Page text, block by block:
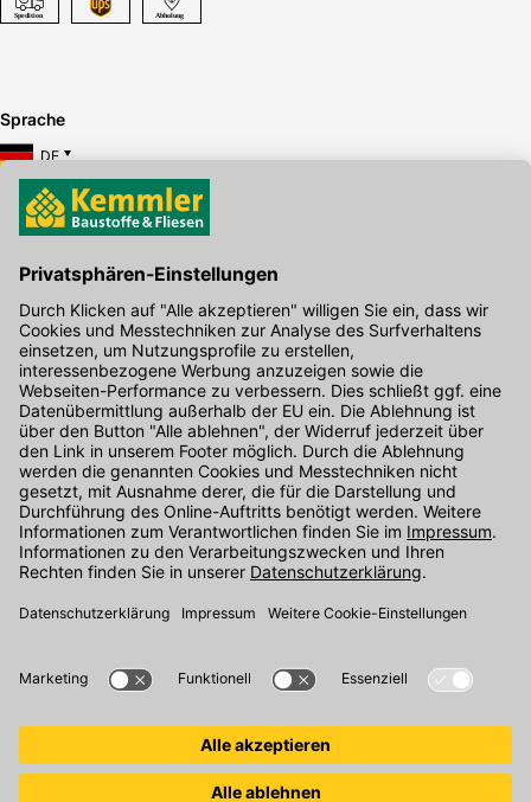
Sprache
DE
Hier gibt's die kostenlose App
Kontakt
Unser Onlineshop Team ist montags bis freitags von 08:00 - 17:00
Uhr unter der Telefonnummer07071 / 151-151für Sie erreichbar.
Alternativ können Sie unser Kontaktformular nutzen.
Den Kontakt direkt in unsere Niederlassungen finden Sie